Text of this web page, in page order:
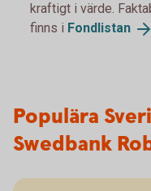
kraftigt i värde.
finns i Fondlistan
Populära
Swedbank